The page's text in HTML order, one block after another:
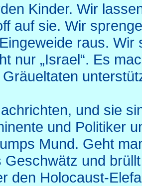
Kinder. Wir
auf sie. Wir
raus.
nur „Israel“. Es
und sie
und Politiker
Mund. Geht
Geschwätz und
den Holocaust-